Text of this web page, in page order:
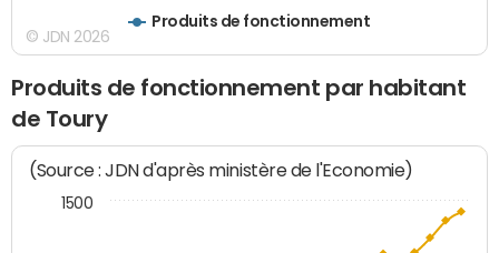
Produits de fonctionnement
© JDN 2026
Produits de fonctionnement par habitant
de Toury
(Source : JDN d'après ministère de l'Economie)
1500